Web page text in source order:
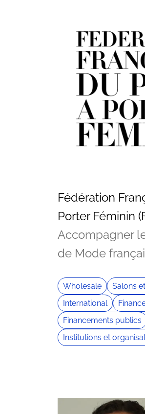
Fédération
Porter Féminin
Accompagner
de Mode
Wholesale
Salons
International
Financements publics
Institutions et